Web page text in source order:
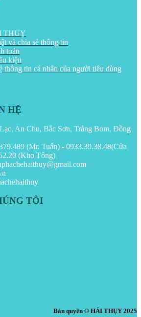
THUỴ
và chia sẻ thông tin
toán
kiện
thông tin cá nhân của người tiêu dùng
HỆ
An Chu, Bắc Sơn, Trảng Bom, Đồng
(Mr. Tuấn) - 0933.39.38.48(Cửa
(Kho Tổng)
TÔI
Bản quyền © HẢI THỤY 2025